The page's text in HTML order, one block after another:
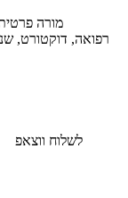
מורה
רפואה, דוקטורט,
לשלוח ווצאפ